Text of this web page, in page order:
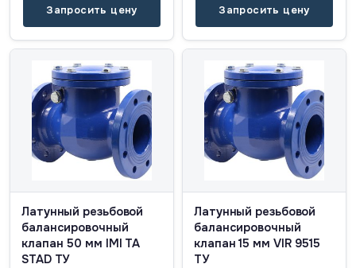
Запросить цену Запросить цену
Латунный резьбовой
балансировочный
клапан 50 мм IMI TA
STAD ТУ
Латунный резьбовой
балансировочный
клапан 15 мм VIR 9515
ТУ